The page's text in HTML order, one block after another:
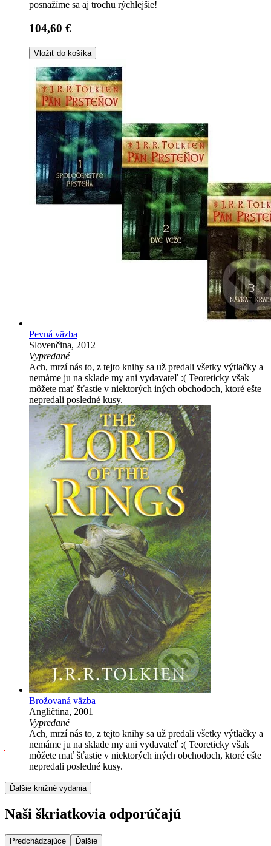
posnažíme sa aj trochu rýchlejšie!
104,60 €
Vložiť do košíka
Pevná väzba
Slovenčina, 2012
Vypredané
Ach, mrzí nás to, z tejto knihy sa už predali všetky výtlačky a
nemáme ju na sklade my ani vydavateľ :( Teoreticky však
môžete mať šťastie v niektorých iných obchodoch, ktoré ešte
nepredali posledné kusy.
Brožovaná väzba
Angličtina, 2001
Vypredané
Ach, mrzí nás to, z tejto knihy sa už predali všetky výtlačky a
nemáme ju na sklade my ani vydavateľ :( Teoreticky však
môžete mať šťastie v niektorých iných obchodoch, ktoré ešte
nepredali posledné kusy.
Ďalšie knižné vydania
Naši škriatkovia odporúčajú
Predchádzajúce Ďalšie